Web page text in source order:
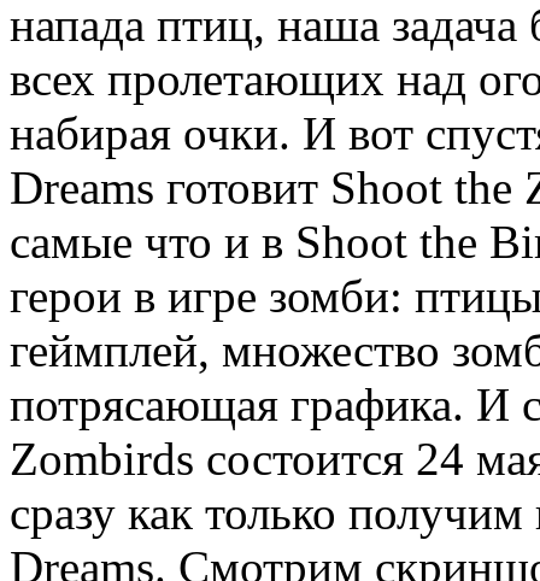
напада птиц, наша задача
всех пролетающих над
набирая очки. И вот
Dreams готовит Shoot
самые что и в Shoot the
герои в игре зомби:
геймплей, множество
потрясающая графика. И
Zombirds состоится 24
сразу как только
Dreams. Смотрим